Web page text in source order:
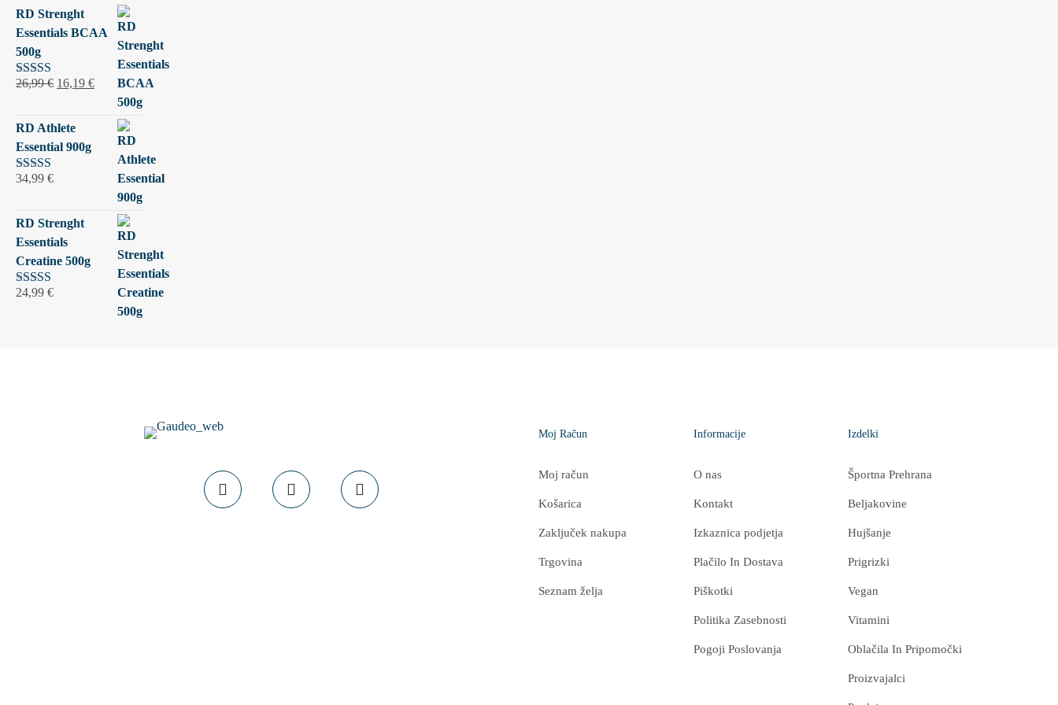
RD Strenght
Essentials BCAA
500g
Ocenjeno
26,99€ Izvirna
26,99 €.
16,19 €Trenutna
16,19 €.
RD Athlete
Essential 900g
Ocenjeno
34,99 €
RD Strenght
Essentials
Creatine 500g
Ocenjeno
24,99 €
Moj Račun
Moj račun
Košarica
Zaključek nakupa
Trgovina
Seznam želja
Informacije
O nas
Kontakt
Izkaznica podjetja
Plačilo In Dostava
Piškotki
Politika Zasebnosti
Pogoji Poslovanja
Izdelki
Športna Prehrana
Beljakovine
Hujšanje
Prigrizki
Vegan
Vitamini
Oblačila In Pripomočki
Proizvajalci